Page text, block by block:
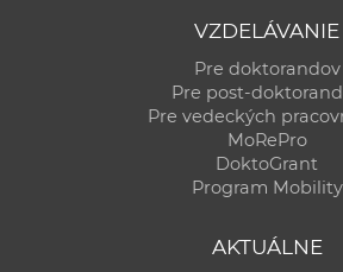
VZDELÁVANIE
Pre doktorandov
Pre post-
Pre vedeckých
MoRePro
DoktoGrant
Program Mobility
AKTUÁLNE